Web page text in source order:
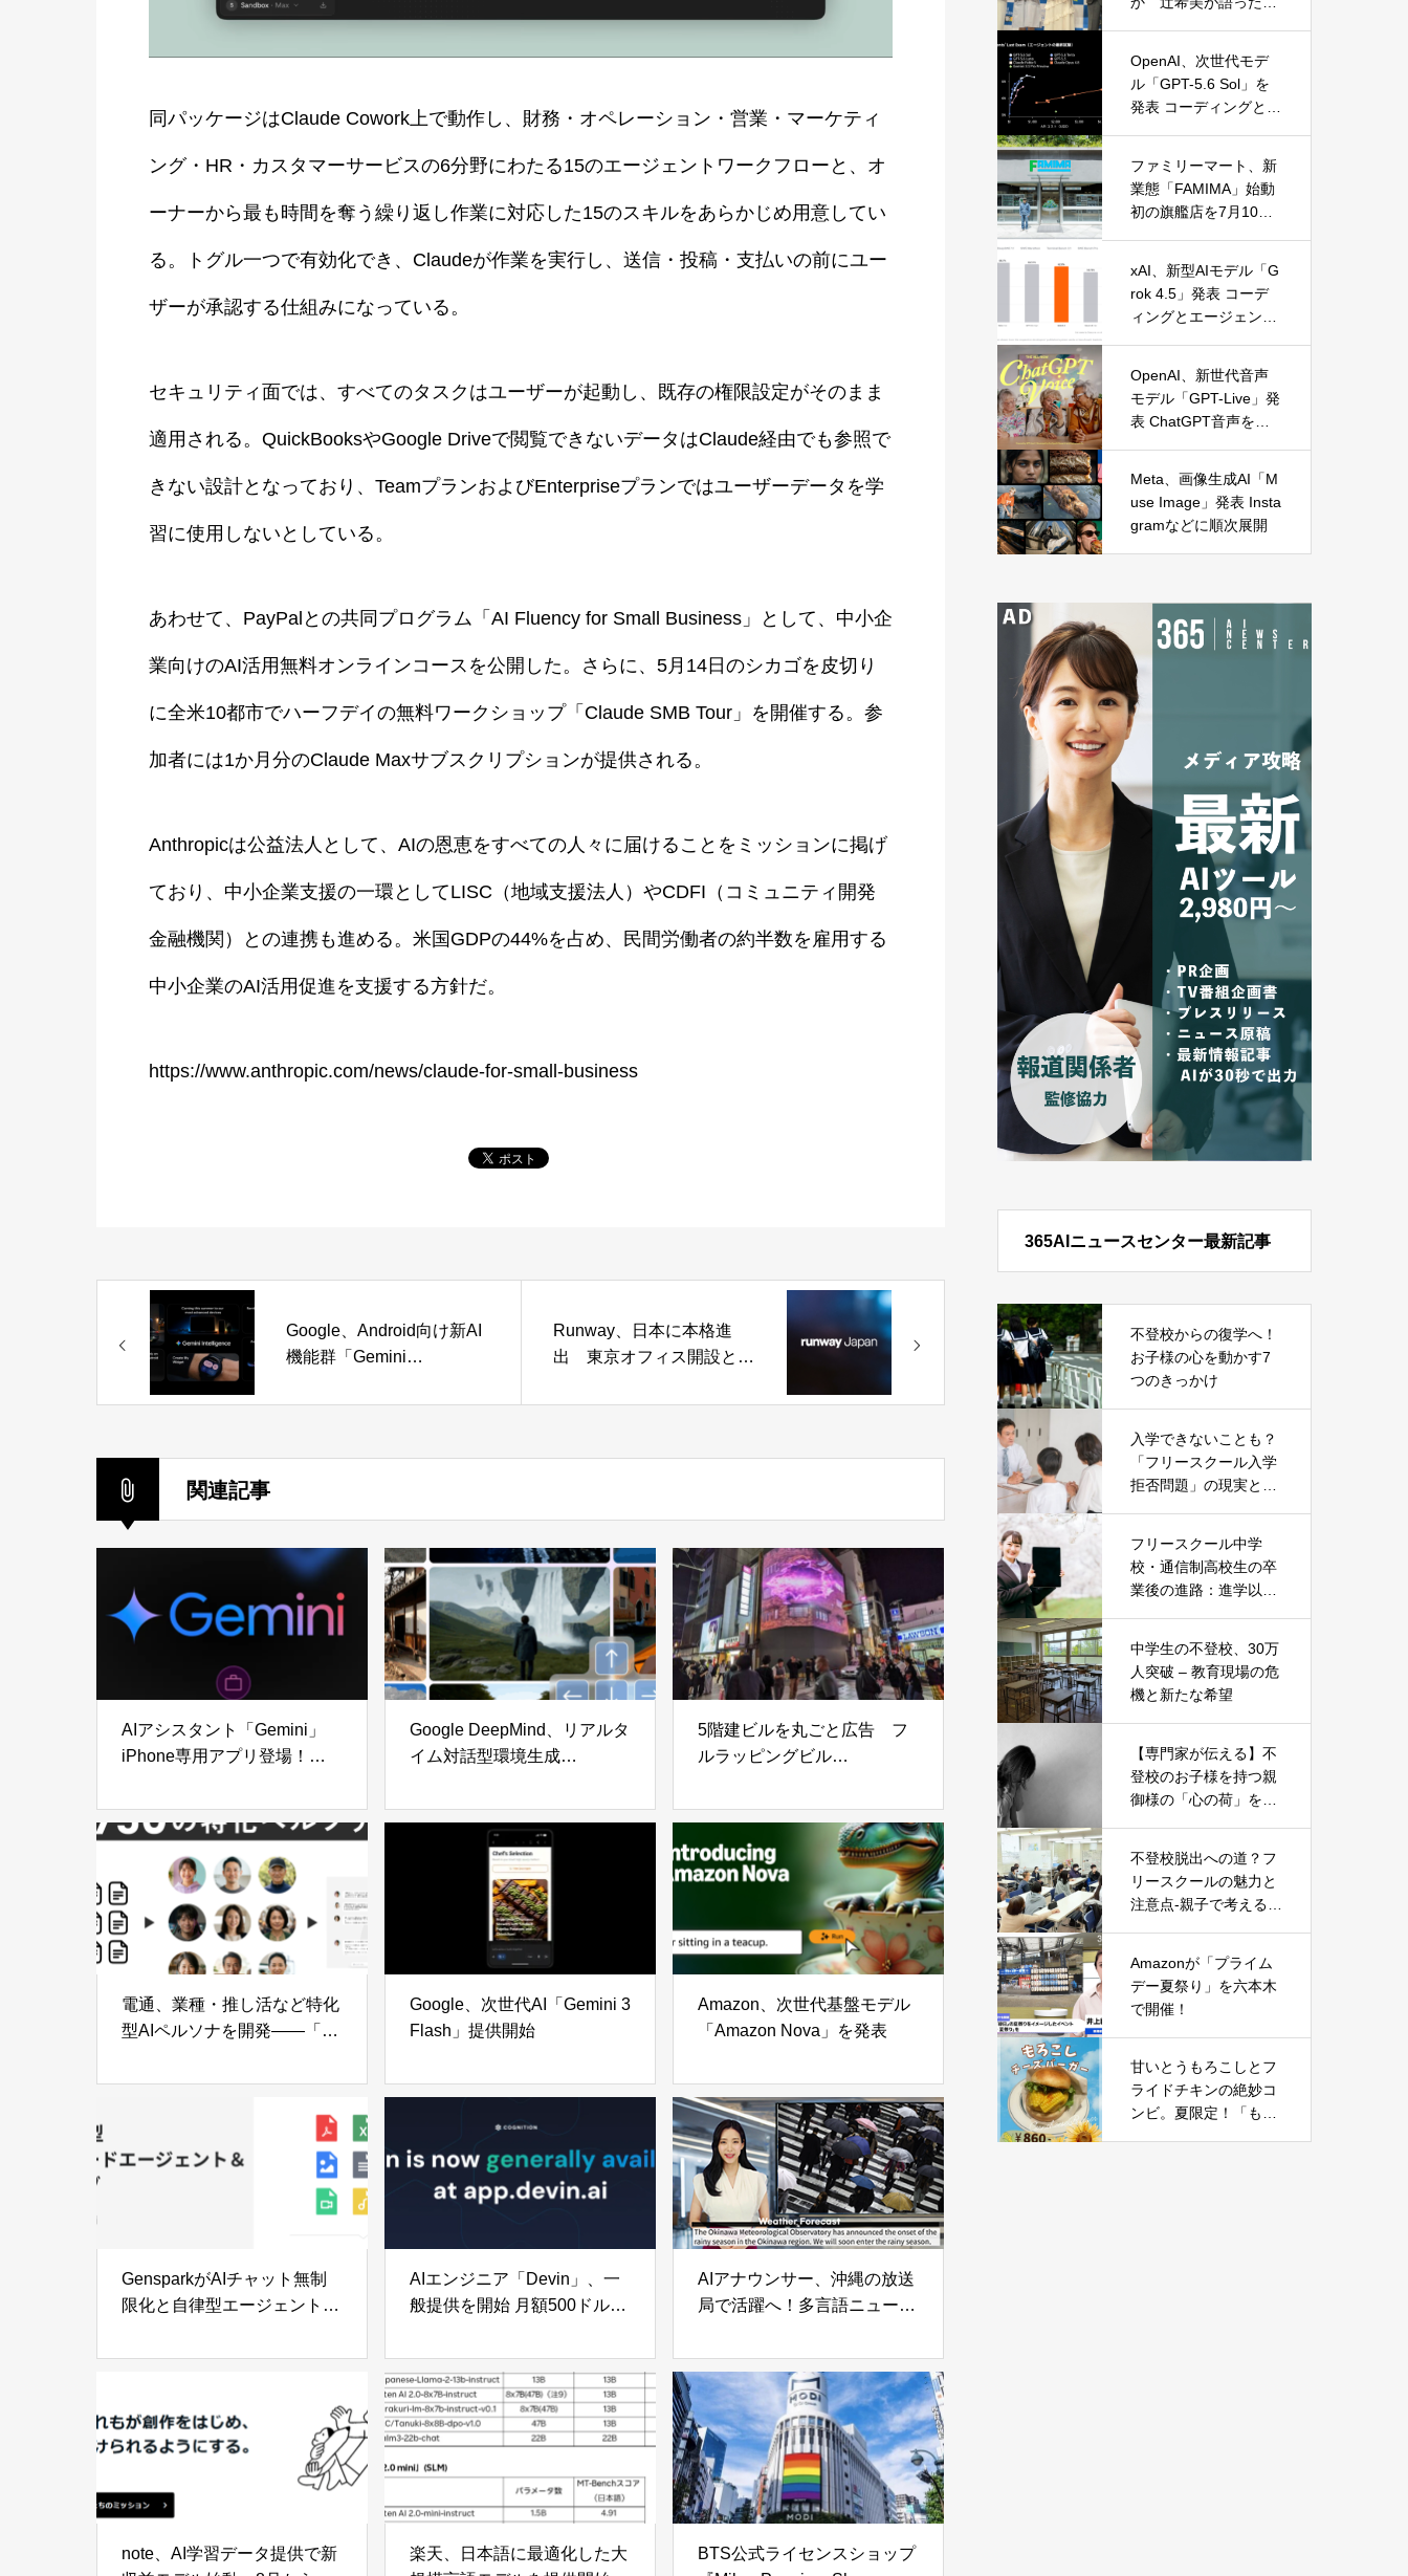
同パッケージはClaude Cowork上で動作し、財務・オペレーション・営業・マーケティ
ング・HR・カスタマーサービスの6分野にわたる15のエージェントワークフローと、オ
ーナーから最も時間を奪う繰り返し作業に対応した15のスキルをあらかじめ用意してい
る。トグル一つで有効化でき、Claudeが作業を実行し、送信・投稿・支払いの前にユー
ザーが承認する仕組みになっている。
セキュリティ面では、すべてのタスクはユーザーが起動し、既存の権限設定がそのまま
適用される。QuickBooksやGoogle Driveで閲覧できないデータはClaude経由でも参照で
きない設計となっており、TeamプランおよびEnterpriseプランではユーザーデータを学
習に使用しないとしている。
あわせて、PayPalとの共同プログラム「AI Fluency for Small Business」として、中小企
業向けのAI活用無料オンラインコースを公開した。さらに、5月14日のシカゴを皮切り
に全米10都市でハーフデイの無料ワークショップ「Claude SMB Tour」を開催する。参
加者には1か月分のClaude Maxサブスクリプションが提供される。
Anthropicは公益法人として、AIの恩恵をすべての人々に届けることをミッションに掲げ
ており、中小企業支援の一環としてLISC（地域支援法人）やCDFI（コミュニティ開発
金融機関）との連携も進める。米国GDPの44%を占め、民間労働者の約半数を雇用する
中小企業のAI活用促進を支援する方針だ。
https://www.anthropic.com/news/claude-for-small-business
Google、Android向け新AI
機能群「Gemini
数アプリ横断タスク自動化
スシステム」へ
Runway、日本に本格進
出 東京オフィス開設と
表
関連記事
AIアシスタント「Gemini」
iPhone専用アプリ登場！
に
Google DeepMind、リアルタ
イム対話型環境生成
5階建ビルを丸ごと広告 フ
ルラッピングビル
OSAKA 』誕生
電通、業種・推し活など特化
型AIペルソナを開発——「AI
活者インサイトの高速探索を
Google、次世代AI「Gemini 3
Flash」提供開始
Amazon、次世代基盤モデル
「Amazon Nova」を発表
GensparkがAIチャット無制
限化と自律型エージェントを
AIエンジニア「Devin」、一
般提供を開始 月額500ドルで
AIアナウンサー、沖縄の放送
局で活躍へ！多言語ニュース
note、AI学習データ提供で新
楽天、日本語に最適化した大
BTS公式ライセンスショップ
OpenAI、次世代モデ
ル「GPT-5.6 Sol」を
発表 コーディングとサ
ファミリーマート、新
業態「FAMIMA」始動
初の旗艦店を7月10日
xAI、新型AIモデル「G
rok 4.5」発表 コーデ
ィングとエージェント
OpenAI、新世代音声
モデル「GPT-Live」発
表 ChatGPT音声を全
Meta、画像生成AI「M
use Image」発表 Insta
gramなどに順次展開
365AIニュースセンター最新記事
不登校からの復学へ！
お子様の心を動かす7
つのきっかけ
入学できないことも？
「フリースクール入学
拒否問題」の現実とそ
フリースクール中学
校・通信制高校生の卒
業後の進路：進学以外
中学生の不登校、30万
人突破 – 教育現場の危
機と新たな希望
【専門家が伝える】不
登校のお子様を持つ親
御様の「心の荷」を軽
不登校脱出への道？フ
リースクールの魅力と
注意点-親子で考える新
Amazonが「プライム
デー夏祭り」を六本木
で開催！
甘いとうもろこしとフ
ライドチキンの絶妙コ
ンビ。夏限定！「もろ